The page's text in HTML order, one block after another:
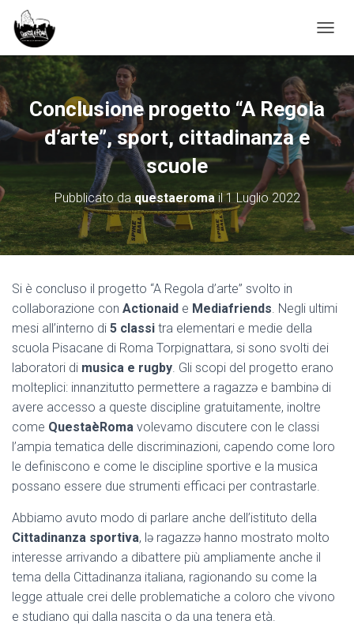
Conclusione progetto “A Regola
d’arte”, sport, cittadinanza e
scuole
Pubblicato daquestaeromail1 Luglio 2022
Si è concluso il progetto “A Regola d’arte” svolto in
collaborazione con Actionaid e Mediafriends. Negli ultimi
mesi all’interno di 5 classi tra elementari e medie della
scuola Pisacane di Roma Torpignattara, si sono svolti dei
laboratori di musica e rugby. Gli scopi del progetto erano
molteplici: innanzitutto permettere a ragazzə e bambinə di
avere accesso a queste discipline gratuitamente, inoltre
come QuestaèRoma volevamo discutere con le classi
l’ampia tematica delle discriminazioni, capendo come loro
le definiscono e come le discipline sportive e la musica
possano essere due strumenti efficaci per contrastarle.
Abbiamo avuto modo di parlare anche dell’istituto della
Cittadinanza sportiva, lə ragazzə hanno mostrato molto
interesse arrivando a dibattere più ampliamente anche il
tema della Cittadinanza italiana, ragionando su come la
legge attuale crei delle problematiche a coloro che vivono
e studiano qui dalla nascita o da una tenera età.